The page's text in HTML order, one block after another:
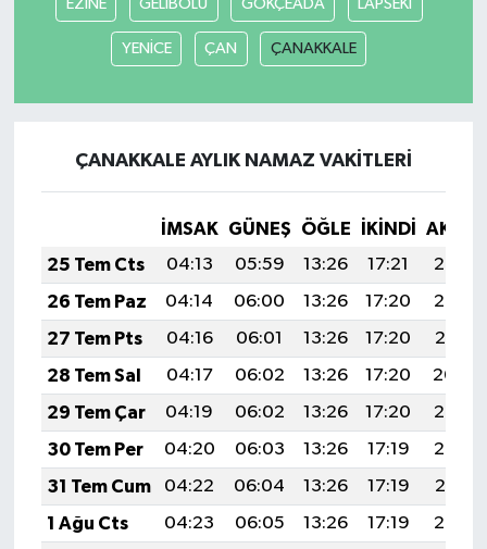
EZİNE GELİBOLU GÖKÇEADA LAPSEKİ
YENİCE ÇAN ÇANAKKALE
ÇANAKKALE AYLIK NAMAZ VAKITLERI
İMSAK GÜNEŞ ÖĞLE İKINDI
25 Tem Cts
04:13 05:59 13:26 17:21
20:43
26 Tem Paz
04:14 06:00 13:26 17:20
20:42
27 Tem Pts
04:16 06:01 13:26 17:20
20:41
28 Tem Sal
04:17 06:02 13:26 17:20
20:40
29 Tem Çar
04:19 06:02 13:26 17:20
20:39
30 Tem Per
04:20 06:03 13:26 17:19
20:38
31 Tem Cum
04:22 06:04 13:26 17:19
20:37
1 Ağu Cts
04:23 06:05 13:26 17:19
20:36